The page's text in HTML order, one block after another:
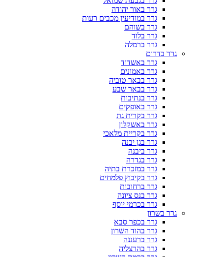
גרר באור יהודה
גרר במודיעין מכבים רעות
גרר בשוהם
גרר בלוד
גרר ברמלה
גרר בדרום
גרר באשדוד
גרר באמונים
גרר בבאר טוביה
גרר בבאר שבע
גרר בנתיבות
גרר באופקים
גרר בקרית גת
גרר באשקלון
גרר בקריית מלאכי
גרר בגן יבנה
גרר ביבנה
גרר בגדרה
גרר במזכרת בתיה
גרר בקיבוץ פלמחים
גרר ברחובות
גרר בנס ציונה
גרר בכרמי יוסף
גרר בשרון
גרר בכפר סבא
גרר בהוד השרון
גרר ברעננה
גרר בהרצליה